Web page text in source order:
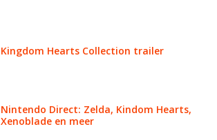
Kingdom Hearts Collection trailer
Nintendo Direct: Zelda, Kindom Hearts,
Xenoblade en meer